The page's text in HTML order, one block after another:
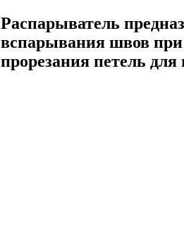
Распарыватель
вспарывания швов
прорезания петель для